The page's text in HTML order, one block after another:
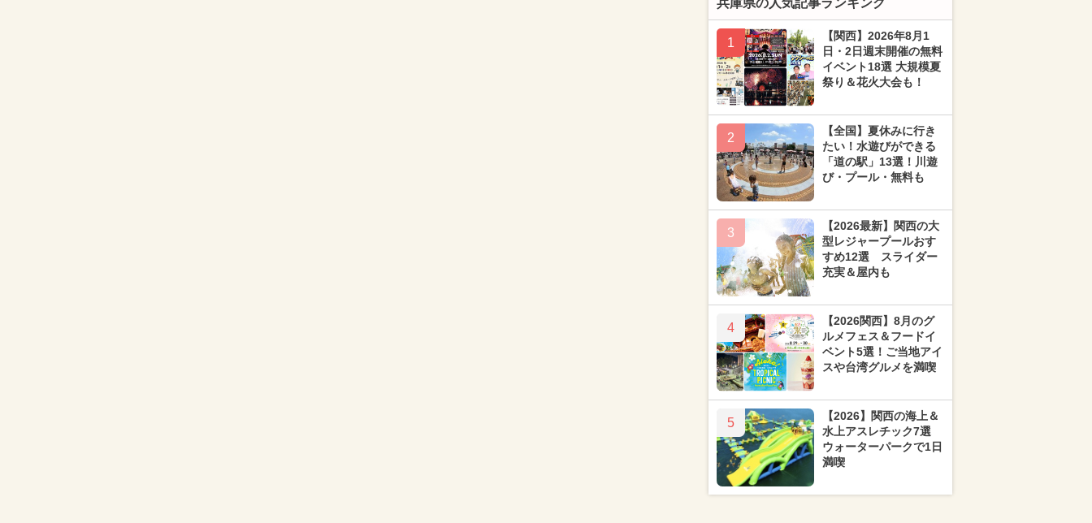
兵庫県の人気記事ランキング
1
【関西】2026年8月1
日・2日週末開催の無料
イベント18選 大規模夏
祭り＆花火大会も！
2
【全国】夏休みに行き
たい！水遊びができる
「道の駅」13選！川遊
び・プール・無料も
3
【2026最新】関西の大
型レジャープールおす
すめ12選 スライダー
充実＆屋内も
4
【2026関西】8月のグ
ルメフェス＆フードイ
ベント5選！ご当地アイ
スや台湾グルメを満喫
5
【2026】関西の海上＆
水上アスレチック7選
ウォーターパークで1日
満喫